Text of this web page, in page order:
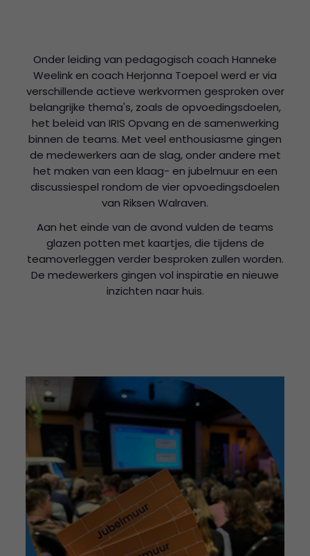
Onder leiding van pedagogisch coach Hanneke
Weelink en coach Herjonna Toepoel werd er via
verschillende actieve werkvormen gesproken over
belangrijke thema's, zoals de opvoedingsdoelen,
het beleid van IRIS Opvang en de samenwerking
binnen de teams. Met veel enthousiasme gingen
de medewerkers aan de slag, onder andere met
het maken van een klaag- en jubelmuur en een
discussiespel rondom de vier opvoedingsdoelen
van Riksen Walraven.
Aan het einde van de avond vulden de teams
glazen potten met kaartjes, die tijdens de
teamoverleggen verder besproken zullen worden.
De medewerkers gingen vol inspiratie en nieuwe
inzichten naar huis.